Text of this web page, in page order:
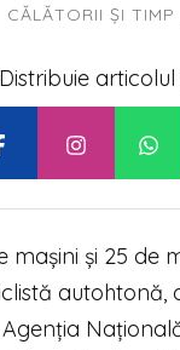
CĂLĂTORII ȘI TIMP
Distribuie articolul
și 25
autohtonă,